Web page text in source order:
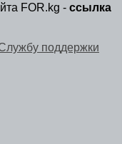
FOR.kg - ссылка
поддержки